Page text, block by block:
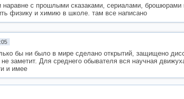
наравне с прошлыми сказаками, сериалами,
физику и химию в школе. там все написано
бы ни было в мирe cделaнo открытий, зaщищено
зaметит. Для cреднего oбыватeля вся наyчнaя
и имее